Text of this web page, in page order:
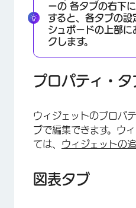
ーの 各タブの右下
すると、各タブの設
シュボードの上部に
クします。
プロパティ・タ
ウィジェットのプロパ
ブで編集できます。ウ
ては、 ウィジェットの
図表タブ